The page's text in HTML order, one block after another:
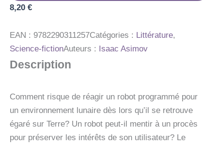
DES
T02
-
UN
DEFILE
8,20 €
EAN : 9782290311257Catégories : Littérature,
Science-fictionAuteurs : Isaac Asimov
Description
Comment risque de réagir un robot programmé pour
un environnement lunaire dès lors qu’il se retrouve
égaré sur Terre? Un robot peut-il mentir à un procès
pour préserver les intérêts de son utilisateur? Le